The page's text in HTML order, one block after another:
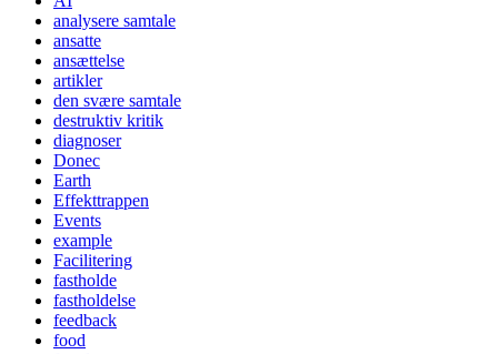
analysere samtale
ansatte
ansættelse
artikler
den svære samtale
destruktiv kritik
diagnoser
Donec
Earth
Effekttrappen
Events
example
Facilitering
fastholde
fastholdelse
feedback
food